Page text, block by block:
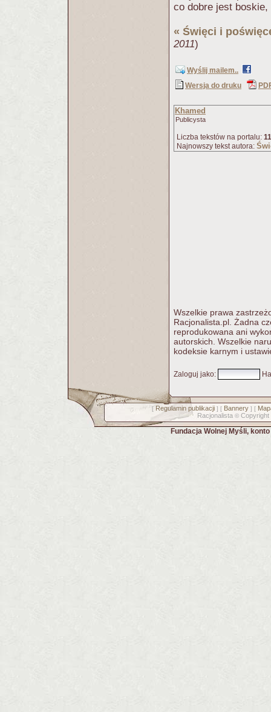
co dobre jest boskie,
« Święci i
2011)
Wyślij mailem..
Wersja do druku
Khamed
Publicysta
Liczba tekstów na portalu: 11
Najnowszy tekst autora:
Wszelkie prawa
Racjonalista.pl. Żadna
reprodukowana ani
autorskich. Wszelkie
kodeksie karnym i
Zaloguj jako:
[ Regulamin publikacji] [ Bannery] [
Racjonalista © Copyright
Fundacja Wolnej Myśli,